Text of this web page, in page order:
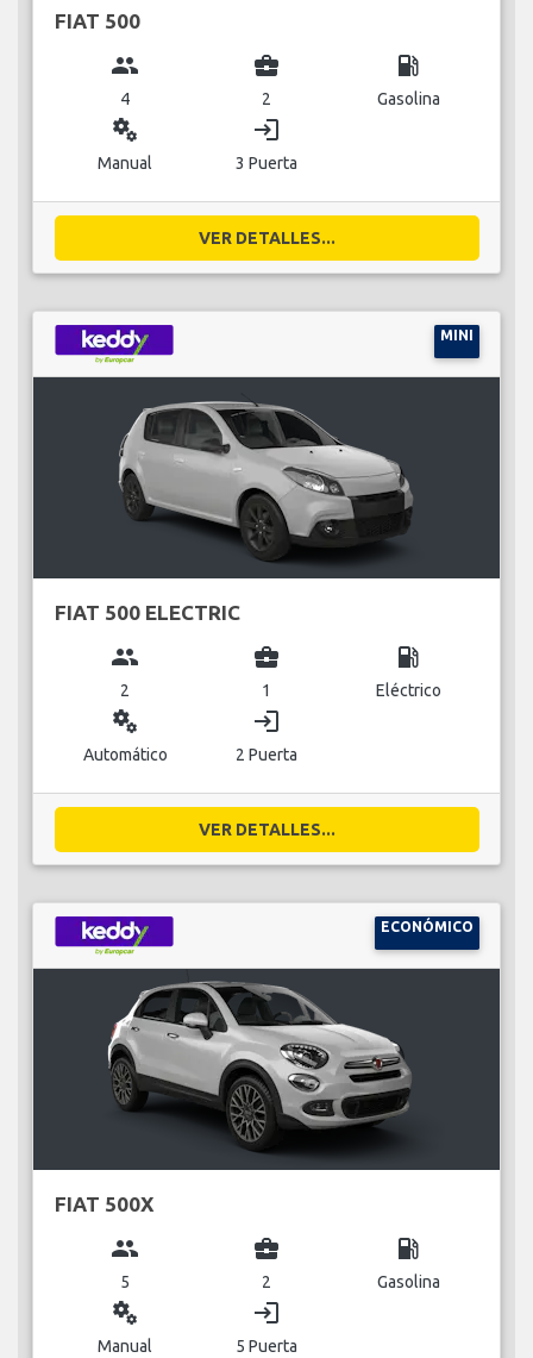
FIAT 500
group
4
business_center
2
local_gas_station
Gasolina
miscellaneous_services
Manual
login
3 Puerta
VER DETALLES...
MINI
FIAT 500 ELECTRIC
group
2
business_center
1
local_gas_station
Eléctrico
miscellaneous_services
Automático
login
2 Puerta
VER DETALLES...
ECONÓMICO
FIAT 500X
group
5
business_center
2
local_gas_station
Gasolina
miscellaneous_services
Manual
login
5 Puerta